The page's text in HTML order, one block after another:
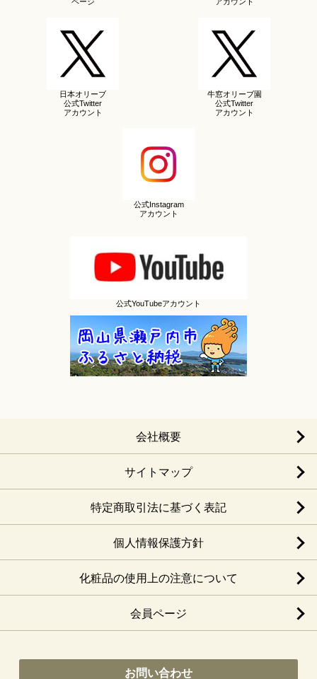
アカウント
日本オリーブ
公式Twitter
アカウント
牛窓オリーブ園
公式Twitter
アカウント
公式Instagram
アカウント
公式YouTubeアカウント
会社概要
サイトマップ
特定商取引法に基づく表記
個人情報保護方針
化粧品の使用上の注意について
会員ページ
お問い合わせ